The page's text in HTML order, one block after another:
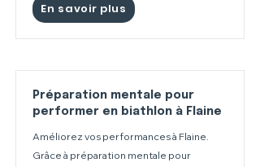
En savoir plus
Préparation mentale pour
performer en biathlon à Flaine
Améliorez vos performances à Flaine.
Grâce à préparation mentale pour